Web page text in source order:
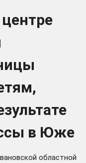
в Юже
областной